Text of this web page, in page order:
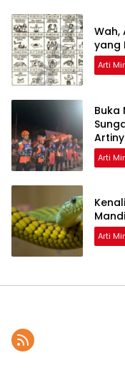
Wah,
yang
Arti
Buka
Arti
Arti